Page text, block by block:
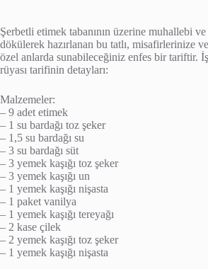
Şerbetli etimek tabanının üzerine muhallebi
dökülerek hazırlanan bu tatlı, misafirlerinize
özel anlarda sunabileceğiniz enfes bir tariftir.
rüyası tarifinin detayları:
Malzemeler:
– 9 adet etimek
– 1 su bardağı toz şeker
– 1,5 su bardağı su
– 3 su bardağı süt
– 3 yemek kaşığı toz şeker
– 3 yemek kaşığı un
– 1 yemek kaşığı nişasta
– 1 paket vanilya
– 1 yemek kaşığı tereyağı
– 2 kase çilek
– 2 yemek kaşığı toz şeker
– 1 yemek kaşığı nişasta